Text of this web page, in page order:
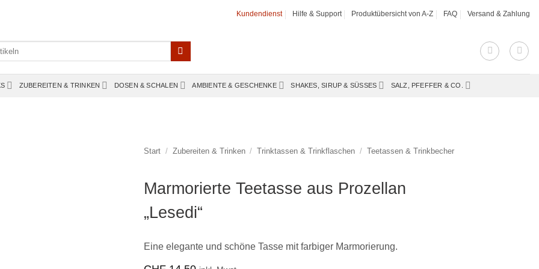
Kundendienst Hilfe & Support Produktübersicht von A-Z FAQ Versand & Zahlung
ZUBEREITEN & TRINKEN DOSEN & SCHALEN AMBIENTE & GESCHENKE SHAKES, SIRUP & SÜSSES SALZ, PFEFFER & CO.
Start / Zubereiten & Trinken / Trinktassen & Trinkflaschen / Teetassen & Trinkbecher
Marmorierte Teetasse aus Prozellan
„Lesedi“
Eine elegante und schöne Tasse mit farbiger Marmorierung.